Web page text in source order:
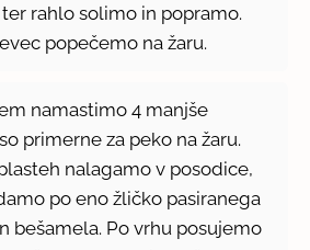
rahlo solimo in popramo.
popečemo na žaru.
namastimo 4 manjše
primerne za peko na žaru.
nalagamo v posodice,
po eno žličko pasiranega
bešamela. Po vrhu posujemo